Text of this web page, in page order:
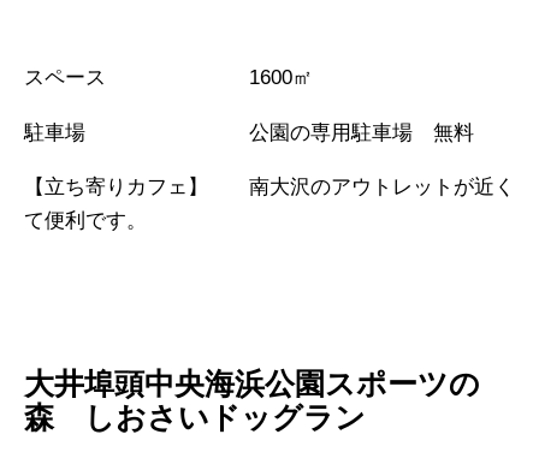
スペース 1600㎡
駐車場 公園の専用駐車場 無料
【立ち寄りカフェ】 南大沢のアウトレットが近く
て便利です。
大井埠頭中央海浜公園スポーツの
森 しおさいドッグラン